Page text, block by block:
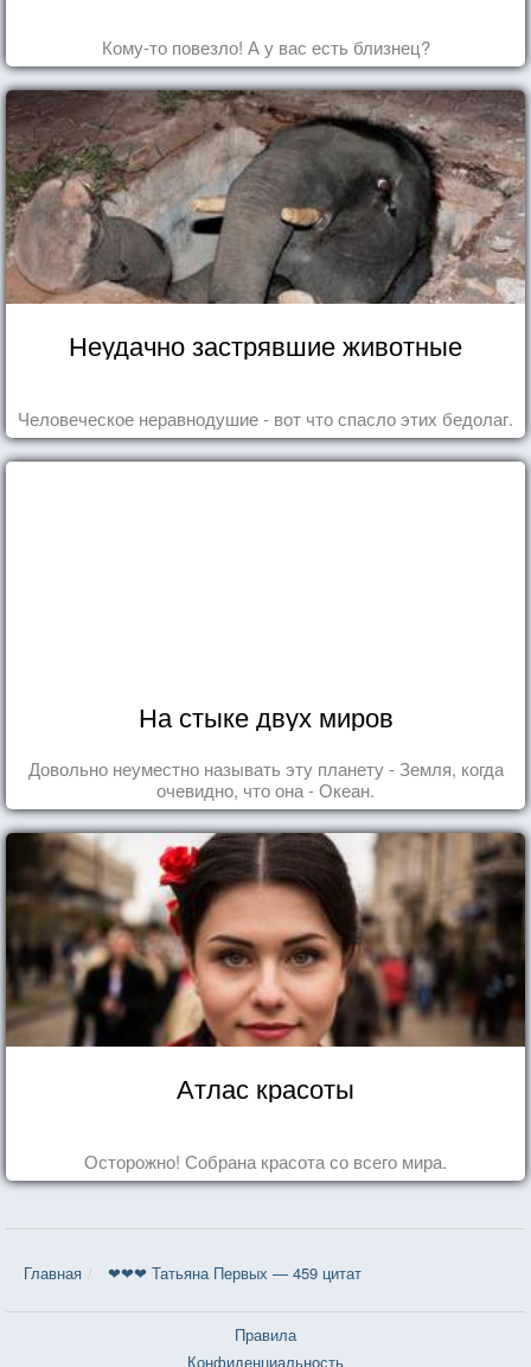
Кому-то повезло! А у вас есть близнец?
Неудачно застрявшие животные
Человеческое неравнодушие - вот что спасло этих бедолаг.
На стыке двух миров
Довольно неуместно называть эту планету - Земля, когда
очевидно, что она - Океан.
Атлас красоты
Осторожно! Собрана красота со всего мира.
Главная ❤❤❤ Татьяна Первых — 459 цитат
Правила
Конфиденциальность